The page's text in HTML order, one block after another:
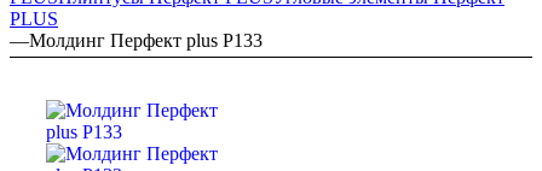
PLUS
—Молдинг Перфект plus P133